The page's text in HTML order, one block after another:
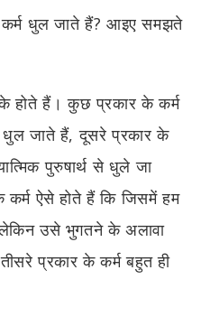
कर्म धुल जाते हैं? आइए समझते
होते हैं। कुछ प्रकार के कर्म
धुल जाते हैं, दूसरे प्रकार के
पुरुषार्थ से धुले जा
ऐसे होते हैं कि जिसमें हम
लेकिन उसे भुगतने के अलावा
प्रकार के कर्म बहुत ही